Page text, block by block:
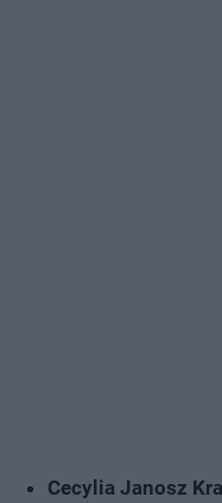
Cecylia Janosz